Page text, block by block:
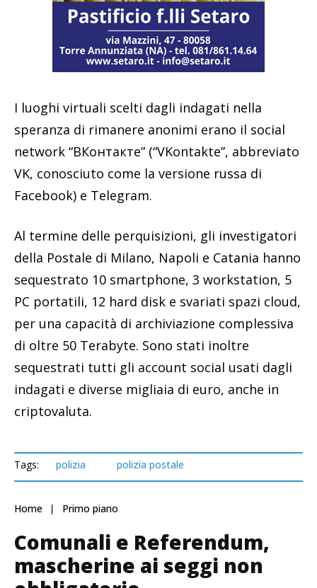
I luoghi virtuali scelti dagli indagati nella
speranza di rimanere anonimi erano il social
network “ВКонтакте” (“VKontakte”, abbreviato
VK, conosciuto come la versione russa di
Facebook) e Telegram.
Al termine delle perquisizioni, gli investigatori
della Postale di Milano, Napoli e Catania hanno
sequestrato 10 smartphone, 3 workstation, 5
PC portatili, 12 hard disk e svariati spazi cloud,
per una capacità di archiviazione complessiva
di oltre 50 Terabyte. Sono stati inoltre
sequestrati tutti gli account social usati dagli
indagati e diverse migliaia di euro, anche in
criptovaluta.
Tags: polizia polizia postale
Home Primo piano
Comunali e Referendum,
mascherine ai seggi non